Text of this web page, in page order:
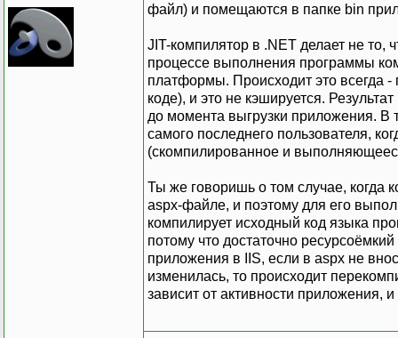
файл) и помещаются в папке bin
JIT-компилятор в .NET делает не
процессе выполнения программы
платформы. Происходит это всегда
коде), и это не кэшируется.
до момента выгрузки приложения. В
самого последнего пользователя,
(скомпилированное и
Ты же говоришь о том случае, когда
aspx-файле, и поэтому для его
компилирует исходный код языка
потому что достаточно
приложения в IIS, если в aspx не
изменилась, то происходит
зависит от активности приложения,